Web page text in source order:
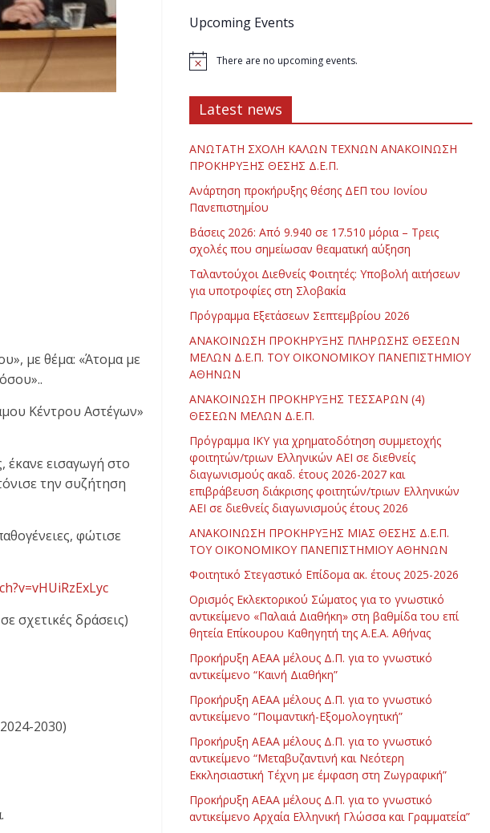
με θέμα: «Άτομα με
Κέντρου Αστέγων»
εισαγωγή στο
την συζήτηση
φώτισε
σχετικές δράσεις)
2030)
Upcoming Events
There are no upcoming events.
Latest news
ΑΝΩΤΑΤΗ ΣΧΟΛΗ ΚΑΛΩΝ ΤΕΧΝΩΝ ΑΝΑΚΟΙΝΩΣΗ
ΠΡΟΚΗΡΥΞΗΣ ΘΕΣΗΣ Δ.Ε.Π.
Ανάρτηση προκήρυξης θέσης ΔΕΠ του Ιονίου
Πανεπιστημίου
Βάσεις 2026: Από 9.940 σε 17.510 μόρια – Τρεις
σχολές που σημείωσαν θεαματική αύξηση
Ταλαντούχοι Διεθνείς Φοιτητές: Υποβολή αιτήσεων
για υποτροφίες στη Σλοβακία
Πρόγραμμα Εξετάσεων Σεπτεμβρίου 2026
ΑΝΑΚΟΙΝΩΣΗ ΠΡΟΚΗΡΥΞΗΣ ΠΛΗΡΩΣΗΣ ΘΕΣΕΩΝ
ΜΕΛΩΝ Δ.Ε.Π. ΤΟΥ ΟΙΚΟΝΟΜΙΚΟΥ ΠΑΝΕΠΙΣΤΗΜΙΟΥ
ΑΘΗΝΩΝ
ΑΝΑΚΟΙΝΩΣΗ ΠΡΟΚΗΡΥΞΗΣ ΤΕΣΣΑΡΩΝ (4)
ΘΕΣΕΩΝ ΜΕΛΩΝ Δ.Ε.Π.
Πρόγραμμα ΙΚΥ για χρηματοδότηση συμμετοχής
φοιτητών/τριων Ελληνικών ΑΕΙ σε διεθνείς
διαγωνισμούς ακαδ. έτους 2026-2027 και
επιβράβευση διάκρισης φοιτητών/τριων Ελληνικών
ΑΕΙ σε διεθνείς διαγωνισμούς έτους 2026
ΑΝΑΚΟΙΝΩΣΗ ΠΡΟΚΗΡΥΞΗΣ ΜΙΑΣ ΘΕΣΗΣ Δ.Ε.Π.
ΤΟΥ ΟΙΚΟΝΟΜΙΚΟΥ ΠΑΝΕΠΙΣΤΗΜΙΟΥ ΑΘΗΝΩΝ
Φοιτητικό Στεγαστικό Επίδομα ακ. έτους 2025-2026
Ορισμός Εκλεκτορικού Σώματος για το γνωστικό
αντικείμενο «Παλαιά Διαθήκη» στη βαθμίδα του επί
θητεία Επίκουρου Καθηγητή της Α.Ε.Α. Αθήνας
Προκήρυξη ΑΕΑΑ μέλους Δ.Π. για το γνωστικό
αντικείμενο “Καινή Διαθήκη”
Προκήρυξη ΑΕΑΑ μέλους Δ.Π. για το γνωστικό
αντικείμενο “Ποιμαντική-Εξομολογητική”
Προκήρυξη ΑΕΑΑ μέλους Δ.Π. για το γνωστικό
αντικείμενο “Μεταβυζαντινή και Νεότερη
Εκκλησιαστική Τέχνη με έμφαση στη Ζωγραφική”
Προκήρυξη ΑΕΑΑ μέλους Δ.Π. για το γνωστικό
αντικείμενο Αρχαία Ελληνική Γλώσσα και Γραμματεία”